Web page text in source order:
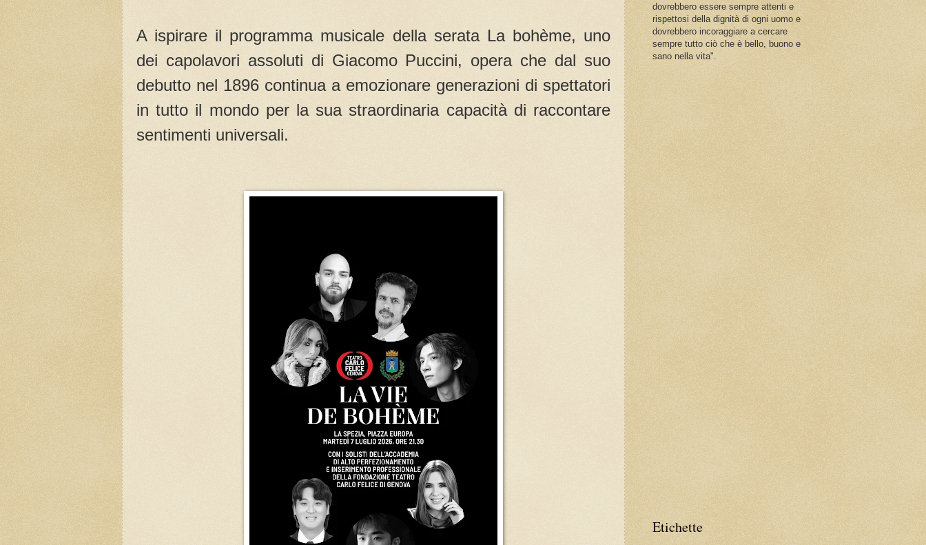
A ispirare il programma musicale della serata La bohème, uno
dei capolavori assoluti di Giacomo Puccini, opera che dal suo
debutto nel 1896 continua a emozionare generazioni di spettatori
in tutto il mondo per la sua straordinaria capacità di raccontare
sentimenti universali.
dovrebbero essere sempre attenti e
rispettosi della dignità di ogni uomo e
dovrebbero incoraggiare a cercare
sempre tutto ciò che è bello, buono e
sano nella vita".
Etichette